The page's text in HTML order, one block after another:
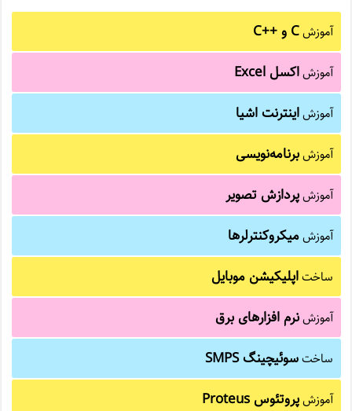
آموزشC و C++‎
آموزشاکسل Excel
آموزشاینترنت اشیا
آموزشبرنامه‌نویسی
آموزشپردازش تصویر
آموزشمیکروکنترلرها
ساختاپلیکیشن موبایل
آموزشنرم افزارهای برق
ساختسوئیچینگ SMPS
آموزشپروتئوس Proteus